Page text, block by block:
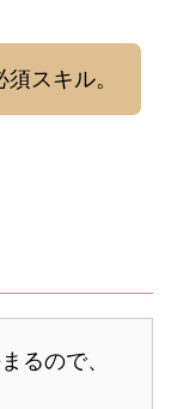
スキル。
るので、